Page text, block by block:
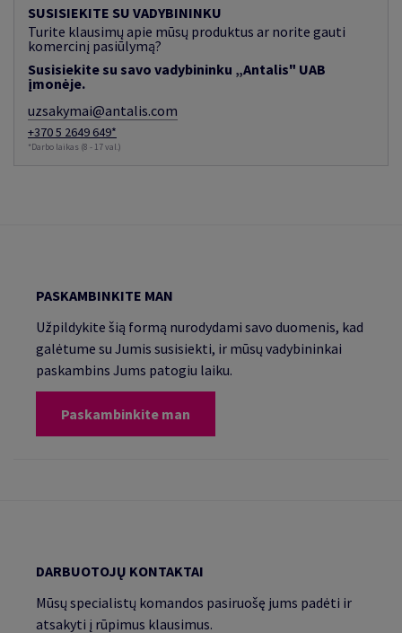
SUSISIEKITE SU VADYBININKU
Turite klausimų apie mūsų produktus ar norite gauti
komercinį pasiūlymą?
Susisiekite su savo vadybininku „Antalis" UAB
įmonėje.
uzsakymai@antalis.com
+370 5 2649 649*
*Darbo laikas (8 - 17 val.)
PASKAMBINKITE MAN
Užpildykite šią formą nurodydami savo duomenis, kad
galėtume su Jumis susisiekti, ir mūsų vadybininkai
paskambins Jums patogiu laiku.
Paskambinkite man
DARBUOTOJŲ KONTAKTAI
Mūsų specialistų komandos pasiruošę jums padėti ir
atsakyti į rūpimus klausimus.